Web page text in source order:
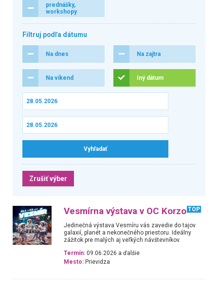
prednášky,
workshopy
Filtruj podľa dátumu
Na dnes Na zajtra
Na víkend Iný dátum
Zrušiť výber
Vesmírna výstava v OC Korzo TOP
Jedinečná výstava Vesmíru vás zavedie do tajov
galaxií, planét a nekonečného priestoru. Ideálny
zážitok pre malých aj veľkých návštevníkov.
Termín: 09.06.2026 a ďalšie
Mesto: Prievidza